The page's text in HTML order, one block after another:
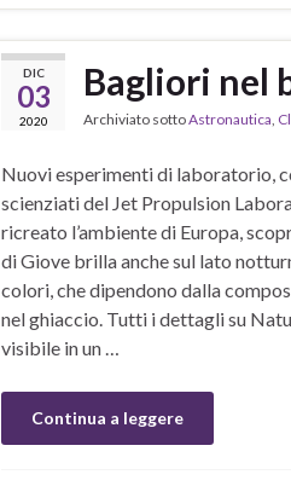
DIC
03
2020
Bagliori nel
Archiviato sottoAstronautica,
Nuovi esperimenti di laboratorio,
scienziati del Jet Propulsion
ricreato l’ambiente di Europa,
di Giove brilla anche sul lato
colori, che dipendono dalla
nel ghiaccio. Tutti i dettagli su
visibile in un …
Continua a leggere